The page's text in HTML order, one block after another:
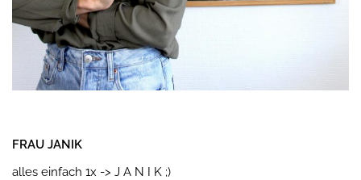
FRAU JANIK
alles einfach 1x -> J A N I K ;)